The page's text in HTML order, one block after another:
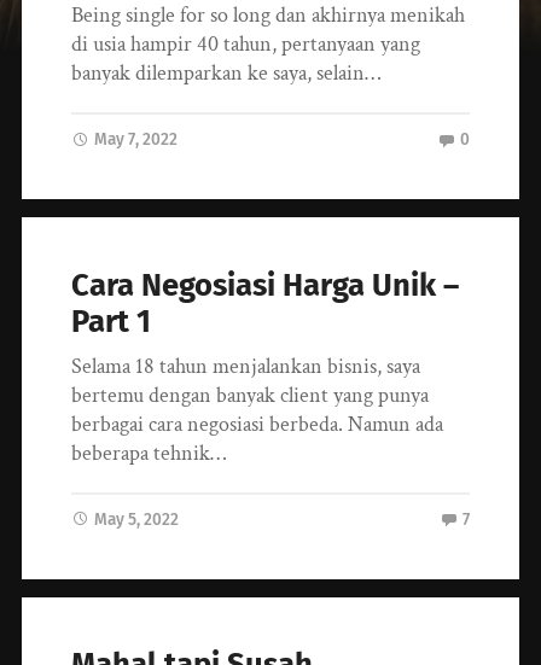
Being single for so long dan akhirnya menikah
di usia hampir 40 tahun, pertanyaan yang
banyak dilemparkan ke saya, selain…
May 7, 2022 0
Cara Negosiasi Harga Unik –
Part 1
Selama 18 tahun menjalankan bisnis, saya
bertemu dengan banyak client yang punya
berbagai cara negosiasi berbeda. Namun ada
beberapa tehnik…
May 5, 2022 7